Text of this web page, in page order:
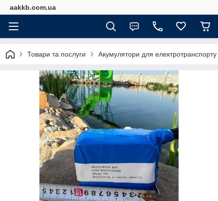
aakkb.com.ua
Товари та послуги Акумулятори для електротранспорту